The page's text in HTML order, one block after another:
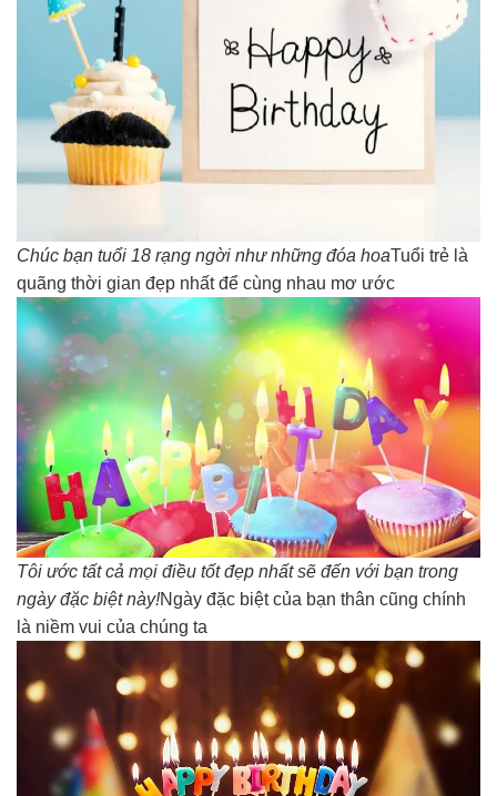
Chúc bạn tuổi 18 rạng ngời như những đóa hoaTuổi trẻ là
quãng thời gian đẹp nhất để cùng nhau mơ ước
Tôi ước tất cả mọi điều tốt đẹp nhất sẽ đến với bạn trong
ngày đặc biệt này!Ngày đặc biệt của bạn thân cũng chính
là niềm vui của chúng ta